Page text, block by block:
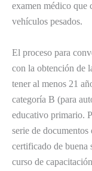
examen médico que
vehículos pesados.
El proceso para
con la obtención de
tener al menos 21
categoría B (para
educativo primario.
serie de
certificado de buena
curso de